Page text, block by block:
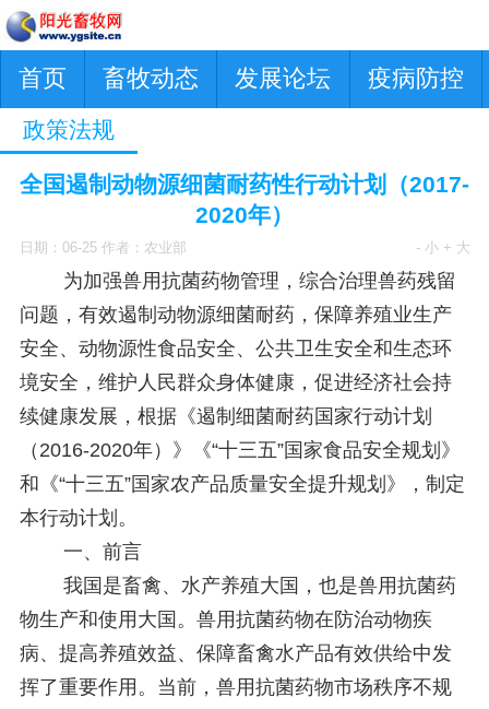
首页 畜牧动态 发展论坛 疫病防控
政策法规
全国遏制动物源细菌耐药性行动计划（2017-
2020年）
日期：06-25 作者：农业部 - 小 + 大
为加强兽用抗菌药物管理，综合治理兽药残留
问题，有效遏制动物源细菌耐药，保障养殖业生产
安全、动物源性食品安全、公共卫生安全和生态环
境安全，维护人民群众身体健康，促进经济社会持
续健康发展，根据《遏制细菌耐药国家行动计划
（2016-2020年）》《“十三五”国家食品安全规划》
和《“十三五”国家农产品质量安全提升规划》，制定
本行动计划。
一、前言
我国是畜禽、水产养殖大国，也是兽用抗菌药
物生产和使用大国。兽用抗菌药物在防治动物疾
病、提高养殖效益、保障畜禽水产品有效供给中发
挥了重要作用。当前，兽用抗菌药物市场秩序不规